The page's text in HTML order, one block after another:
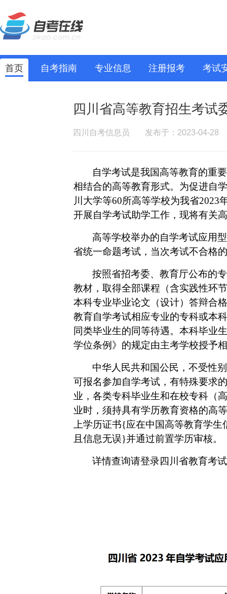
首页 自考指南 专业信息 注册报考 考试
四川省高等教育招生考试
四川自考信息员 发布于：2023-04-28
自学考试是我国高等教育的重
相结合的高等教育形式。为促进自
川大学等60所高等学校为我省2023
开展自学考试助学工作，现将有关
高等学校举办的自学考试应用
省统一命题考试，当次考试不合格
按照省招考委、教育厅公布的
教材，取得全部课程（含实践性环
本科专业毕业论文（设计）答辩合
教育自学考试相应专业的专科或本
同类毕业生的同等待遇。本科毕业
学位条例》的规定由主考学校授予
中华人民共和国公民，不受性
可报名参加自学考试，有特殊要求
业，各类专科毕业生和在校专科（
业时，须持具有学历教育资格的高
上学历证书{应在中国高等教育学生
且信息无误}并通过前置学历审核。
详情查询请登录四川省教育考